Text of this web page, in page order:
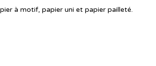
à motif, papier uni et papier pailleté.